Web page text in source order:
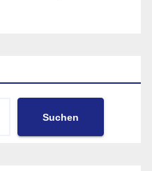
Suchen